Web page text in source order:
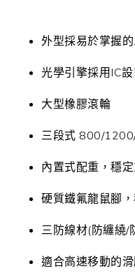
外型採易於掌握
光學引擎採用IC
大型橡膠滾輪
三段式 800/
內置式配重，穩
硬質鐵氟龍鼠腳
三防線材(防纏繞/
適合高速移動的